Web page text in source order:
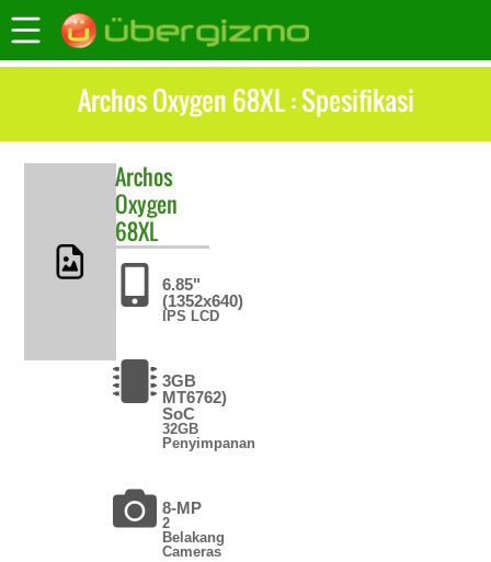
Archos Oxygen 68XL : Spesifikasi
Archos
Oxygen
68XL
6.85"
(1352x640)
IPS LCD
3GB
MT6762)
SoC
32GB
Penyimpanan
8-MP
2
Belakang
Cameras